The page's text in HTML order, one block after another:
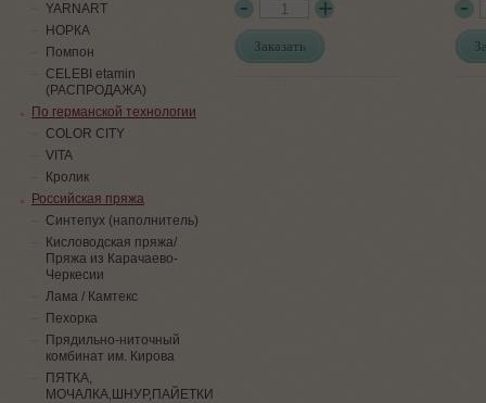
Заказать
YARNART
НОРКА
Помпон
СELEBI etamin
(РАСПРОДАЖА)
По германской технологии
COLOR CITY
VITA
Кролик
Российская пряжа
Синтепух (наполнитель)
Кисловодская пряжа/
Пряжа из Карачаево-
Черкесии
Лама / Камтекс
Пехорка
Прядильно-ниточный
комбинат им. Кирова
ПЯТКА,
МОЧАЛКА,ШНУР,ПАЙЕТКИ